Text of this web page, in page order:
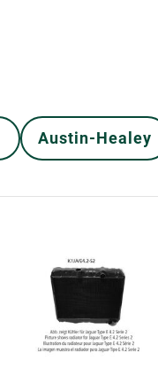
Austin-Healey